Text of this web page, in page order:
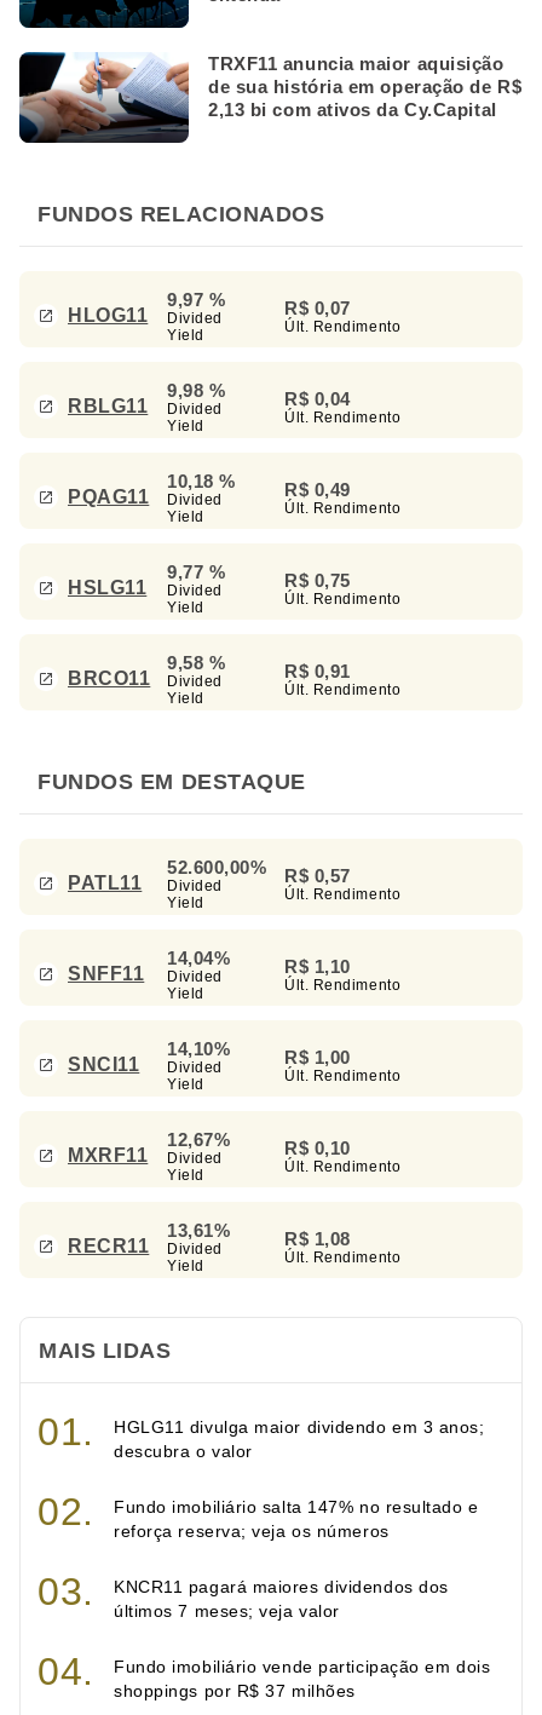
TRXF11 anuncia maior aquisição
de sua história em operação de R$
2,13 bi com ativos da Cy.Capital
FUNDOS RELACIONADOS
HLOG11
9,97 %
Divided
Yield
R$ 0,07
Últ. Rendimento
RBLG11
9,98 %
Divided
Yield
R$ 0,04
Últ. Rendimento
PQAG11
10,18 %
Divided
Yield
R$ 0,49
Últ. Rendimento
HSLG11
9,77 %
Divided
Yield
R$ 0,75
Últ. Rendimento
BRCO11
9,58 %
Divided
Yield
R$ 0,91
Últ. Rendimento
FUNDOS EM DESTAQUE
PATL11
52.600,00%
Divided
Yield
R$ 0,57
Últ. Rendimento
SNFF11
14,04%
Divided
Yield
R$ 1,10
Últ. Rendimento
SNCI11
14,10%
Divided
Yield
R$ 1,00
Últ. Rendimento
MXRF11
12,67%
Divided
Yield
R$ 0,10
Últ. Rendimento
RECR11
13,61%
Divided
Yield
R$ 1,08
Últ. Rendimento
MAIS LIDAS
HGLG11 divulga maior dividendo em 3 anos;
descubra o valor
Fundo imobiliário salta 147% no resultado e
reforça reserva; veja os números
KNCR11 pagará maiores dividendos dos
últimos 7 meses; veja valor
Fundo imobiliário vende participação em dois
shoppings por R$ 37 milhões